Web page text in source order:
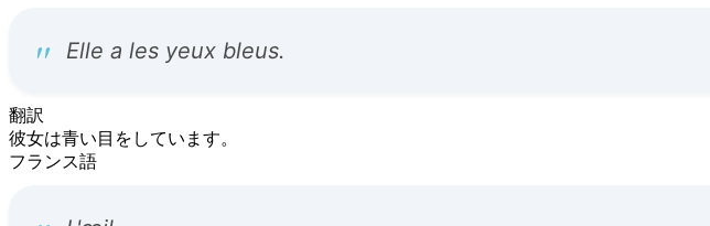
翻訳
彼女は青い目をしています。
フランス語